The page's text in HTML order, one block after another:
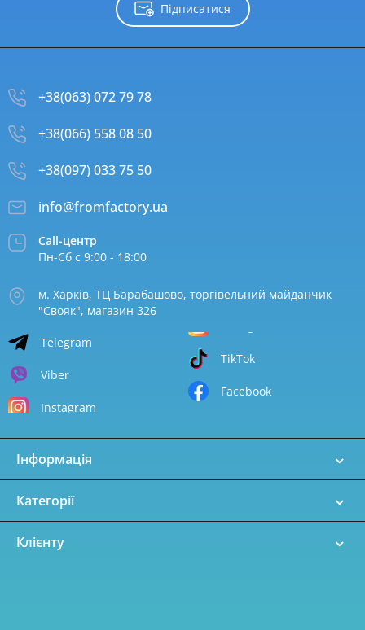
Підписатися
+38(063) 072 79 78
+38(066) 558 08 50
+38(097) 033 75 50
info@fromfactory.ua
Call-центр
Пн-Сб с 9:00 - 18:00
м. Харків, ТЦ Барабашово, торгівельний майданчик
"Свояк", магазин 326
Telegram
Viber
Instagram
TikTok
Facebook
Інформація
Категорії
Клієнту